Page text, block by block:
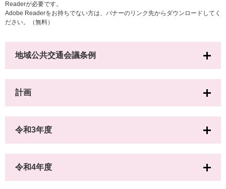
Readerが必要です。
Adobe Readerをお持ちでない方は、バナーのリンク先からダウンロードしてく
ださい。（無料）
地域公共交通会議条例
計画
令和3年度
令和4年度